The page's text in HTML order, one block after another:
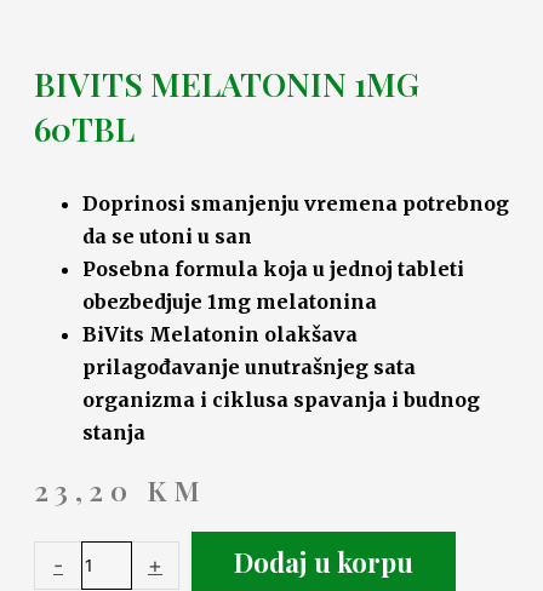
BIVITS MELATONIN 1MG
60TBL
Doprinosi smanjenju vremena potrebnog
da se utoni u san
Posebna formula koja u jednoj tableti
obezbedjuje 1mg melatonina
BiVits Melatonin olakšava
prilagođavanje unutrašnjeg sata
organizma i ciklusa spavanja i budnog
stanja
23,20 KM
- + Dodaj u korpu